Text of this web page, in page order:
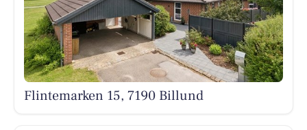
Flintemarken 15, 7190 Billund